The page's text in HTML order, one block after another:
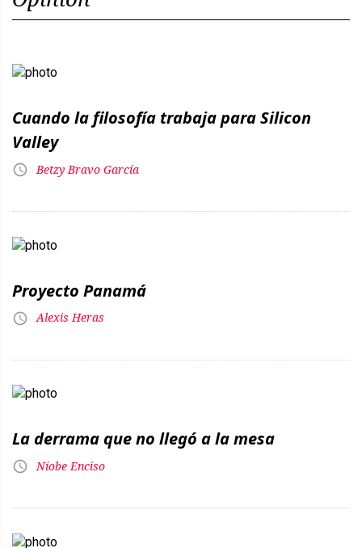
Cuando la filosofía trabaja para Silicon
Valley
Betzy Bravo García
Proyecto Panamá
Alexis Heras
La derrama que no llegó a la mesa
Níobe Enciso